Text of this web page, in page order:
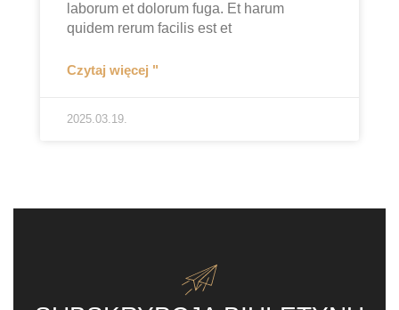
laborum et dolorum fuga. Et harum
quidem rerum facilis est et
Czytaj więcej "
2025.03.19.